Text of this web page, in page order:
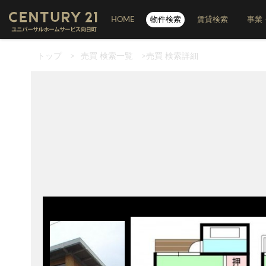
HOME 物件検索 賃貸検索 事業
トップ > 売買 検索一覧 >売買 検索詳細